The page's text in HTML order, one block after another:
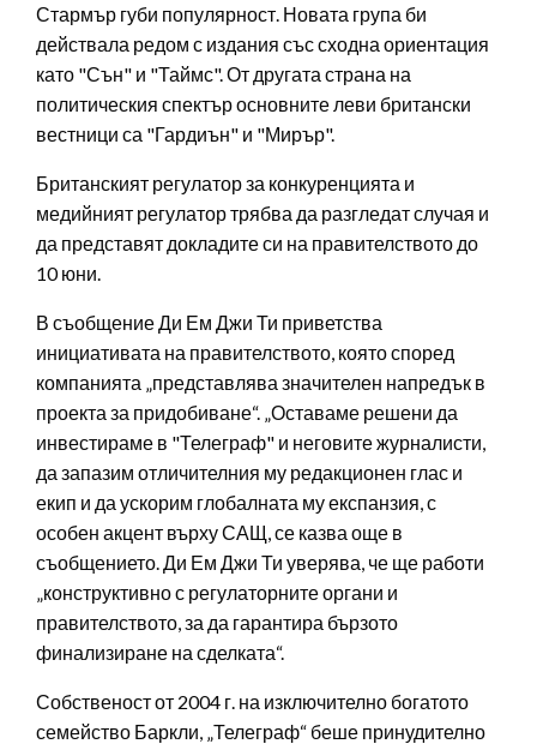
Стармър губи популярност. Новата група би
действала редом с издания със сходна ориентация
като "Сън" и "Таймс". От другата страна на
политическия спектър основните леви британски
вестници са "Гардиън" и "Мирър".
Британският регулатор за конкуренцията и
медийният регулатор трябва да разгледат случая и
да представят докладите си на правителството до
10 юни.
В съобщение Ди Ем Джи Ти приветства
инициативата на правителството, която според
компанията „представлява значителен напредък в
проекта за придобиване“. „Оставаме решени да
инвестираме в "Телеграф" и неговите журналисти,
да запазим отличителния му редакционен глас и
екип и да ускорим глобалната му експанзия, с
особен акцент върху САЩ, се казва още в
съобщението. Ди Ем Джи Ти уверява, че ще работи
„конструктивно с регулаторните органи и
правителството, за да гарантира бързото
финализиране на сделката“.
Собственост от 2004 г. на изключително богатото
семейство Баркли, „Телеграф“ беше принудително